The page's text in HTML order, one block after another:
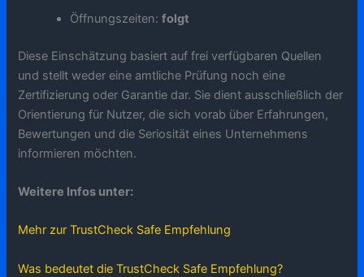
Öffnungszeiten:folgt
Diese Einschätzung basiert auf frei verfügbaren Quellen
und stellt weder eine amtliche Prüfung noch eine
Zertifizierung oder Garantie dar. Sie dient ausschließlich der
Orientierung für Nutzer, die sich vorab über Erfahrungen,
Bewertungen und die Seriosität eines Unternehmens
informieren möchten.
Weitere Infos unter:
Mehr zur TrustCheck Safe Empfehlung
Was bedeutet die TrustCheck Safe Empfehlung?